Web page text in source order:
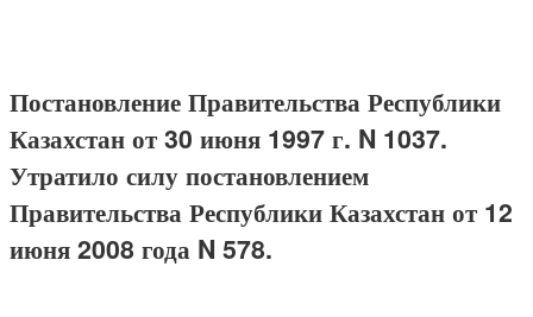
Постановление Правительства Республики
Казахстан от 30 июня 1997 г. N 1037.
Утратило силу постановлением
Правительства Республики Казахстан от 12
июня 2008 года N 578.